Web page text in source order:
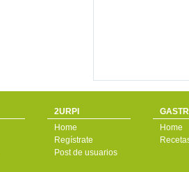
2URPI
Home
Regístrate
Post de usuarios
Home